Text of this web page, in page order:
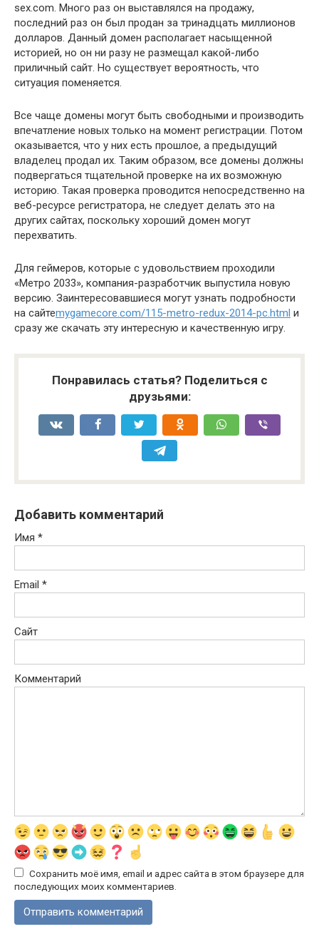
sex.com. Много раз он выставлялся на продажу,
последний раз он был продан за тринадцать миллионов
долларов. Данный домен располагает насыщенной
историей, но он ни разу не размещал какой-либо
приличный сайт. Но существует вероятность, что
ситуация поменяется.
Все чаще домены могут быть свободными и производить
впечатление новых только на момент регистрации. Потом
оказывается, что у них есть прошлое, а предыдущий
владелец продал их. Таким образом, все домены должны
подвергаться тщательной проверке на их возможную
историю. Такая проверка проводится непосредственно на
веб-ресурсе регистратора, не следует делать это на
других сайтах, поскольку хороший домен могут
перехватить.
Для геймеров, которые с удовольствием проходили
«Метро 2033», компания-разработчик выпустила новую
версию. Заинтересовавшиеся могут узнать подробности
на сайтеmygamecore.com/115-metro-redux-2014-pc.html и
сразу же скачать эту интересную и качественную игру.
Понравилась статья? Поделиться с
друзьями:
Добавить комментарий
Имя *
Email *
Сайт
Комментарий
Сохранить моё имя, email и адрес сайта в этом браузере для
последующих моих комментариев.